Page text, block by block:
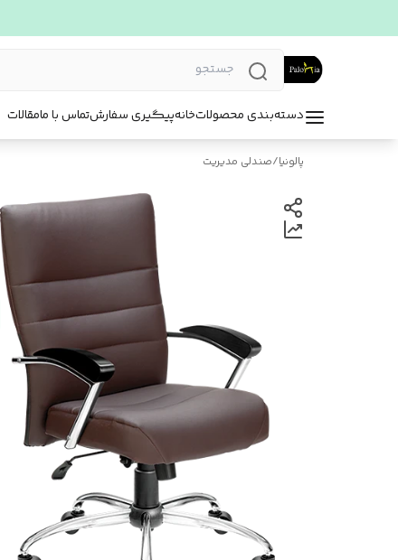
دسته‌بندی محصولاتخانهپیگیری سفارشتماس با مامقالات
پالونیا/صندلی مدیریت